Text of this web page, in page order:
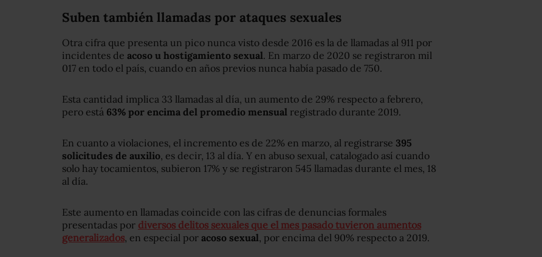
Suben también llamadas por ataques sexuales
Otra cifra que presenta un pico nunca visto desde 2016 es la de llamadas al 911 por
incidentes de acoso u hostigamiento sexual. En marzo de 2020 se registraron mil
017 en todo el país, cuando en años previos nunca había pasado de 750.
Esta cantidad implica 33 llamadas al día, un aumento de 29% respecto a febrero,
pero está 63% por encima del promedio mensual registrado durante 2019.
En cuanto a violaciones, el incremento es de 22% en marzo, al registrarse 395
solicitudes de auxilio, es decir, 13 al día. Y en abuso sexual, catalogado así cuando
solo hay tocamientos, subieron 17% y se registraron 545 llamadas durante el mes, 18
al día.
Este aumento en llamadas coincide con las cifras de denuncias formales
presentadas por diversos delitos sexuales que el mes pasado tuvieron aumentos
generalizados, en especial por acoso sexual, por encima del 90% respecto a 2019.